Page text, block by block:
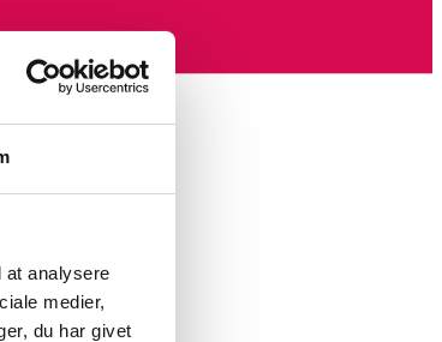
at analysere
medier,
du har givet